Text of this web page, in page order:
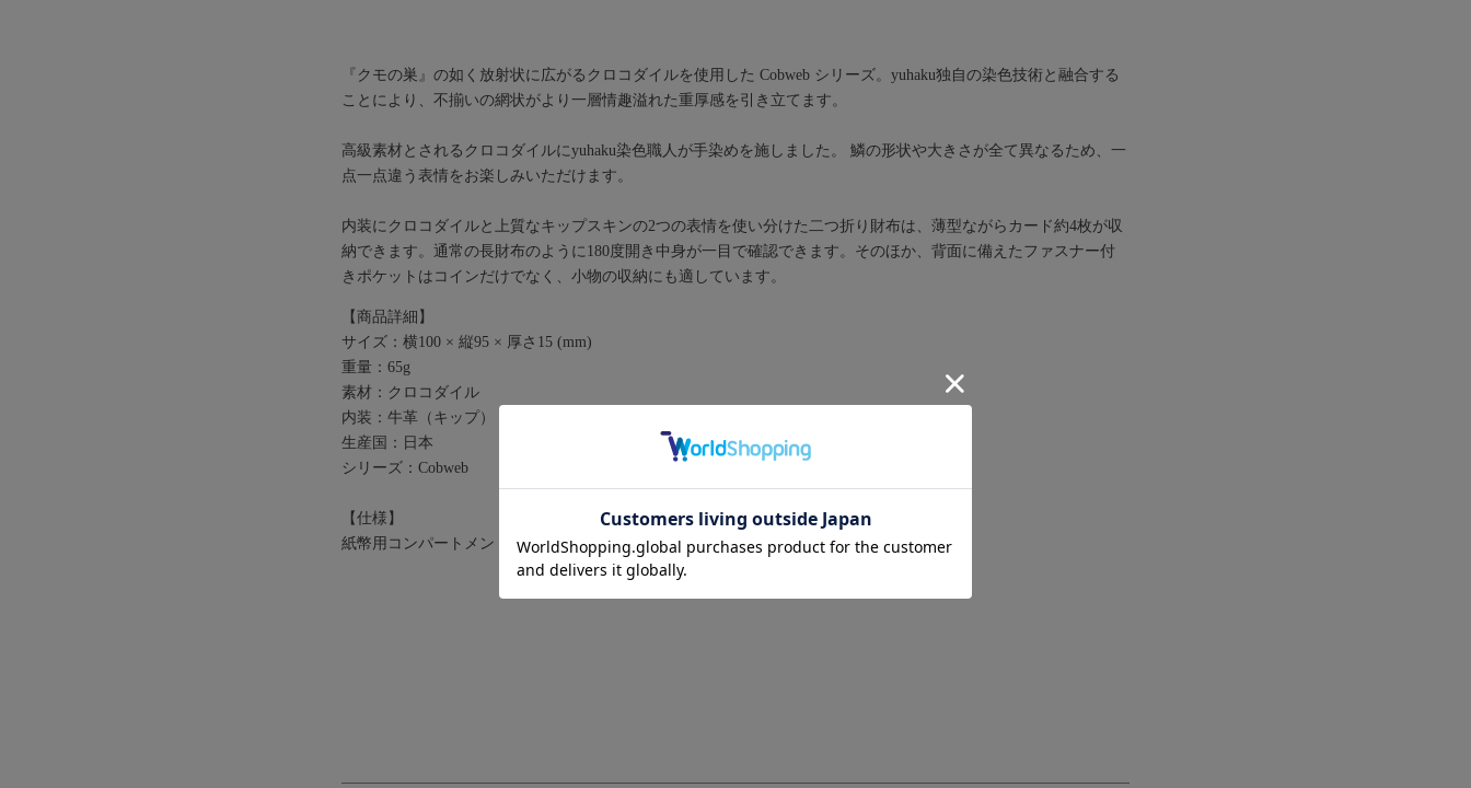
『クモの巣』の如く放射状に広がるクロコダイルを使用した Cobweb シリーズ。yuhaku独自の染色技術と融合する
ことにより、不揃いの網状がより一層情趣溢れた重厚感を引き立てます。
高級素材とされるクロコダイルにyuhaku染色職人が手染めを施しました。 鱗の形状や大きさが全て異なるため、一
点一点違う表情をお楽しみいただけます。
内装にクロコダイルと上質なキップスキンの2つの表情を使い分けた二つ折り財布は、薄型ながらカード約4枚が収
納できます。通常の長財布のように180度開き中身が一目で確認できます。そのほか、背面に備えたファスナー付
きポケットはコインだけでなく、小物の収納にも適しています。
【商品詳細】
サイズ：横100 × 縦95 × 厚さ15 (mm)
重量：65g
素材：クロコダイル
内装：牛革（キップ）
生産国：日本
シリーズ：Cobweb
【仕様】
紙幣用コンパートメント×2 / カード用ポケット×4 / コインポケット×1